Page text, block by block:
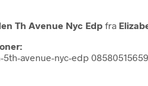
Th Avenue Nyc Edp fra
avenue-nyc-edp